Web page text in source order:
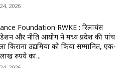
2026
Foundation RWKE : रिलायंस
और नीति आयोग ने मध्य प्रदेश की पांच
किराना उद्यमियों को किया सम्मानित, एक-
रुपये का...